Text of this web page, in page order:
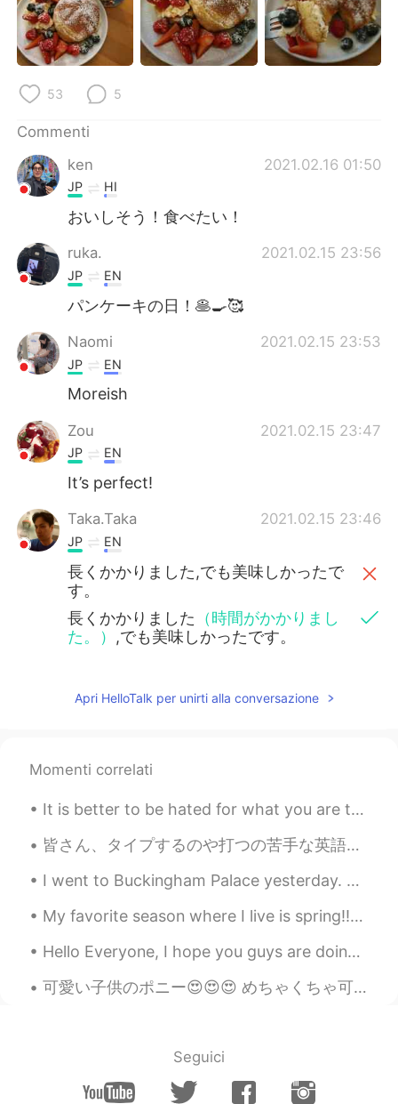
Türkçe Tiếng Việt
Português
53 5
Commenti
ken
2021.02.16 01:50
JP HI
おいしそう！食べたい！
ruka. 2021.02.15 23:56
JP EN
パンケーキの日！🥞🍳🥰
Naomi 2021.02.15 23:53
JP EN
Moreish
Zou 2021.02.15 23:47
JP EN
It’s perfect!
Taka.Taka 2021.02.15 23:46
JP EN
長くかかりました,でも美味しかったで
す。
長くかかりました
（時間がかかりまし
た。） ,でも美味しかったです。
Apri HelloTalk per unirti alla conversazione
Momenti correlati
It is better to be hated for what you are than to be loved for what you are not. Andre Gide, T...
皆さん、タイプするのや打つの苦手な英語がありますか？ 私にとっては日本語の"ミーティング"が難しいです。仕事でメールやリポートを書くときによく出てくる言葉なので、ほぼ毎回書き直すことになります...
I went to Buckingham Palace yesterday. Did you know that swans are protected animals in England?...
My favorite season where I live is spring!!🌱⚘🌺🌸🐛🦋 Where I live in Florida, the weather is usually...
Hello Everyone, I hope you guys are doing well. So I've honestly been thinking about a lot of thi...
可愛い子供のポニー😍😍😍 めちゃくちゃ可愛かった！！ 真ん中の写真の1番手前のポニーはすごく クールで、すかしてた笑 ナルトのサスケみたいな感じ！でもサスケはスカさないけどすごくクール☺️😊
Seguici